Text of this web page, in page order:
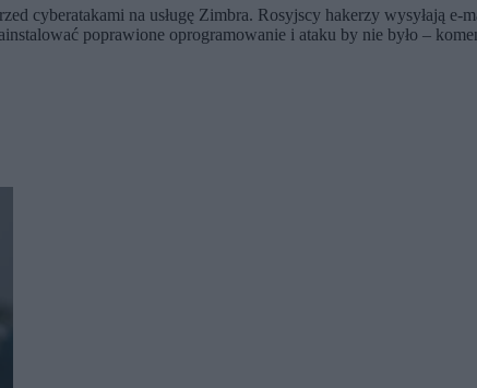
cyberatakami na usługę Zimbra. Rosyjscy hakerzy wysyłają
poprawione oprogramowanie i ataku by nie było –